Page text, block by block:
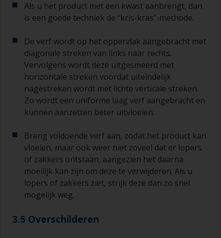
Als u het product met een kwast aanbrengt, dan
is een goede techniek de “kris-kras”-methode.
De verf wordt op het oppervlak aangebracht met
diagonale streken van links naar rechts.
Vervolgens wordt deze uitgesmeerd met
horizontale streken voordat uiteindelijk
nagestreken wordt met lichte verticale streken.
Zo wordt een uniforme laag verf aangebracht en
kunnen aanzetten beter uitvloeien.
Breng voldoende verf aan, zodat het product kan
vloeien, maar ook weer niet zoveel dat er lopers
of zakkers ontstaan, aangezien het daarna
moeilijk kan zijn om deze te verwijderen. Als u
lopers of zakkers ziet, strijk deze dan zo snel
mogelijk weg.
3.5 Overschilderen